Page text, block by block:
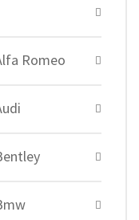
Romeo